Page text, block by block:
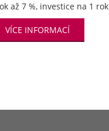
až 7 %, investice na 1 rok
VÍCE INFORMACÍ